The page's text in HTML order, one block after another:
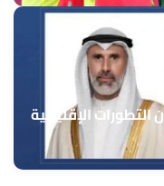
التطورات الإقليمية